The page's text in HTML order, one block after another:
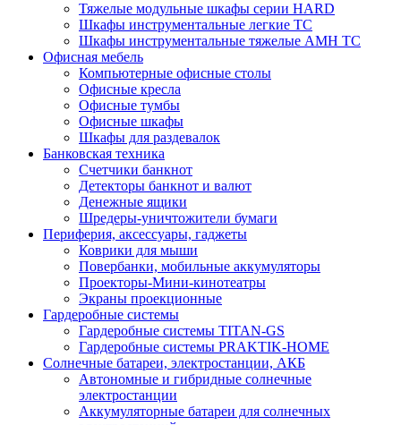
Тяжелые модульные шкафы серии HARD
Шкафы инструментальные легкие ТС
Шкафы инструментальные тяжелые AMH TC
Офисная мебель
Компьютерные офисные столы
Офисные кресла
Офисные тумбы
Офисные шкафы
Шкафы для раздевалок
Банковская техника
Счетчики банкнот
Детекторы банкнот и валют
Денежные ящики
Шредеры-уничтожители бумаги
Периферия, аксессуары, гаджеты
Коврики для мыши
Повербанки, мобильные аккумуляторы
Проекторы-Мини-кинотеатры
Экраны проекционные
Гардеробные системы
Гардеробные системы TITAN-GS
Гардеробные системы PRAKTIK-HOME
Солнечные батареи, электростанции, АКБ
Автономные и гибридные солнечные
электростанции
Аккумуляторные батареи для солнечных